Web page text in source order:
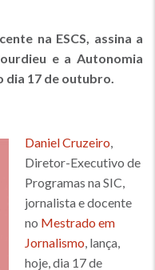
na ESCS, assina a
e a Autonomia
dia 17 de outubro.
Daniel Cruzeiro,
Diretor-Executivo de
Programas na SIC,
jornalista e docente
no Mestrado em
Jornalismo, lança,
hoje, dia 17 de